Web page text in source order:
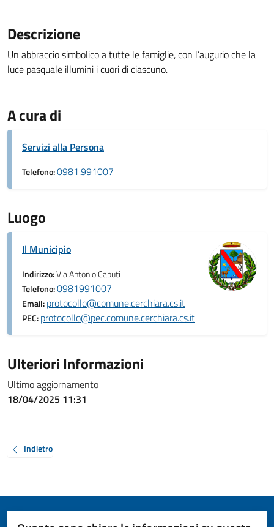
Descrizione
Un abbraccio simbolico a tutte le famiglie, con l’augurio che la
luce pasquale illumini i cuori di ciascuno.
A cura di
Servizi alla Persona
Telefono:0981.991007
Luogo
Il Municipio
Indirizzo:Via Antonio Caputi
Telefono:0981991007
Email:protocollo@comune.cerchiara.cs.it
PEC:protocollo@pec.comune.cerchiara.cs.it
Ulteriori Informazioni
Ultimo aggiornamento
18/04/2025 11:31
Indietro